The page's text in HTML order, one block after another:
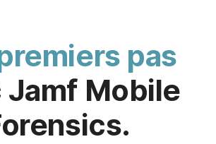
pas
Jamf Mobile